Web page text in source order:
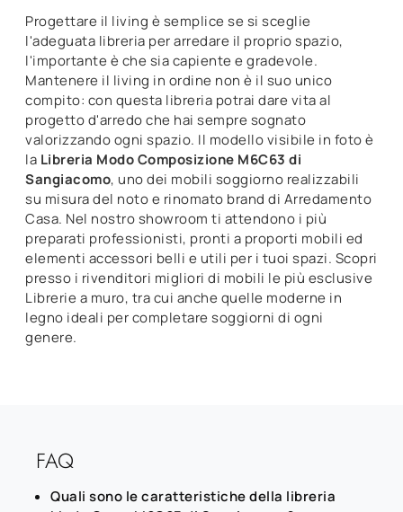
Progettare il living è semplice se si sceglie
l'adeguata libreria per arredare il proprio spazio,
l'importante è che sia capiente e gradevole.
Mantenere il living in ordine non è il suo unico
compito: con questa libreria potrai dare vita al
progetto d'arredo che hai sempre sognato
valorizzando ogni spazio. Il modello visibile in foto è
la Libreria Modo Composizione M6C63 di
Sangiacomo, uno dei mobili soggiorno realizzabili
su misura del noto e rinomato brand di Arredamento
Casa. Nel nostro showroom ti attendono i più
preparati professionisti, pronti a proporti mobili ed
elementi accessori belli e utili per i tuoi spazi. Scopri
presso i rivenditori migliori di mobili le più esclusive
Librerie a muro, tra cui anche quelle moderne in
legno ideali per completare soggiorni di ogni
genere.
FAQ
Quali sono le caratteristiche della libreria